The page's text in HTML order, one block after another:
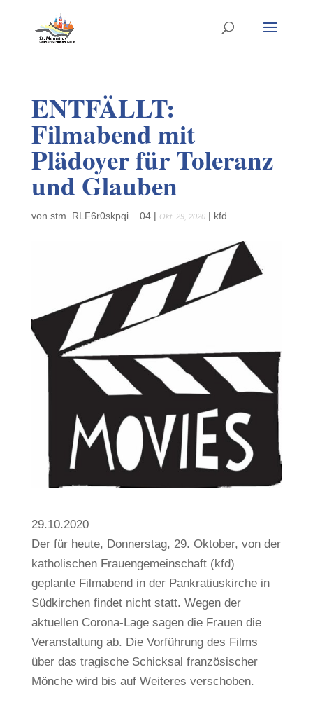
ENTFÄLLT:
Filmabend mit
Plädoyer für Toleranz
und Glauben
von stm_RLF6r0skpqi__04| Okt. 29, 2020| kfd
29.10.2020
Der für heute, Donnerstag, 29. Oktober, von der
katholischen Frauengemeinschaft (kfd)
geplante Filmabend in der Pankratiuskirche in
Südkirchen findet nicht statt. Wegen der
aktuellen Corona-Lage sagen die Frauen die
Veranstaltung ab. Die Vorführung des Films
über das tragische Schicksal französischer
Mönche wird bis auf Weiteres verschoben.